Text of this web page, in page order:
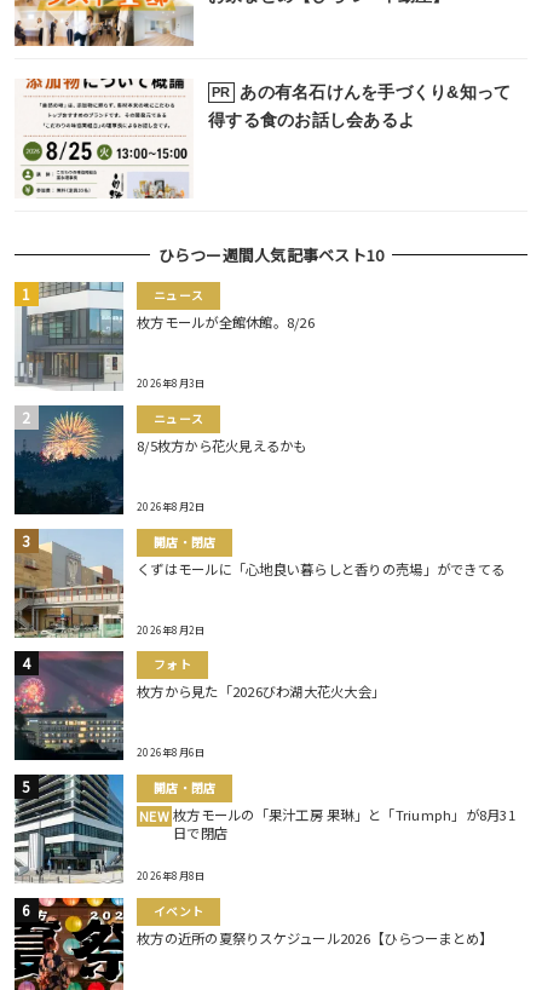
PR
あの有名石けんを手づくり&知って
得する食のお話し会あるよ
ひらつー週間人気記事ベスト10
ニュース
枚方モールが全館休館。8/26
2026年8月3日
ニュース
8/5枚方から花火見えるかも
2026年8月2日
開店・閉店
くずはモールに「心地良い暮らしと香りの売場」ができてる
2026年8月2日
フォト
枚方から見た「2026びわ湖大花火大会」
2026年8月6日
開店・閉店
NEW 枚方モールの「果汁工房 果琳」と「Triumph」が8月31
日で閉店
2026年8月8日
イベント
枚方の近所の夏祭りスケジュール2026【ひらつーまとめ】